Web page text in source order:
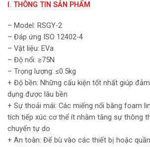
I. THÔNG TIN SẢN PHẨM
– Model: RSGY-2
– Đáp ứng ISO 12402-4
– Vật liệu: EVa
– Độ nổi: ≥75N
– Trọng lượng: ≤0.5kg
+ Độ bền: Những cấu kiện tốt nhất giúp
dụng được lâu bền
+ Sự thoải mái: Các miếng nổi bằng foam
tích tiếp xúc cơ thể ít nhằm tăng sự thông
chuyển tự do
+ An toàn: Để bù vào các thiết bị hoặc